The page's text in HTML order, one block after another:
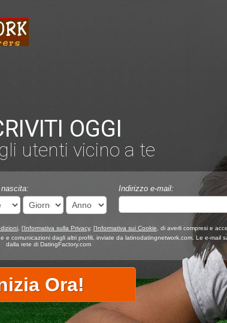
OGGI
utenti vicino a te
Indirizzo e-mail:
, l’Informativa sulla Privacy, l’Informativa sui Cookie , di averli compresi e
e comunicazioni dagli altri profili, inviate da latinodatingnetwork.com. Le e-mail
dalla rete di DatingFactory.com